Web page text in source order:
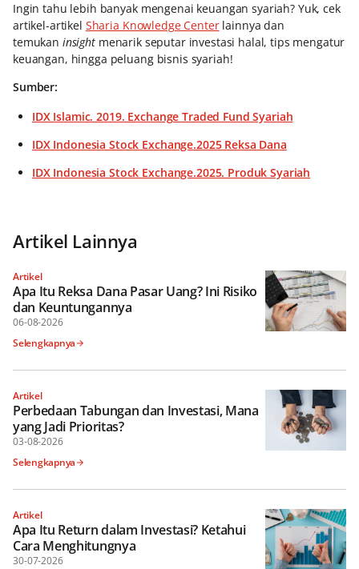
Ingin tahu lebih banyak mengenai keuangan syariah? Yuk, cek
artikel-artikel Sharia Knowledge Centerlainnya dan
temukan insight menarik seputar investasi halal, tips mengatur
keuangan, hingga peluang bisnis syariah!
Sumber:
IDX Islamic. 2019. Exchange Traded Fund Syariah
IDX Indonesia Stock Exchange.2025 Reksa Dana
IDX Indonesia Stock Exchange.2025. Produk Syariah
Artikel Lainnya
Artikel
Apa Itu Reksa Dana Pasar Uang? Ini Risiko
dan Keuntungannya
06-08-2026
Selengkapnya
Artikel
Perbedaan Tabungan dan Investasi, Mana
yang Jadi Prioritas?
03-08-2026
Selengkapnya
Artikel
Apa Itu Return dalam Investasi? Ketahui
Cara Menghitungnya
30-07-2026